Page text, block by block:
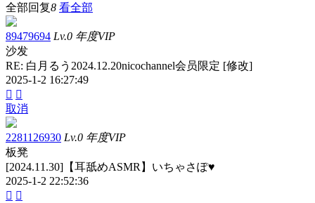
全部回复8 看全部
89479694 Lv.0 年度VIP
沙发
RE: 白月るう2024.12.20nicochannel会员限定 [修改]
2025-1-2 16:27:49
 
取消
2281126930 Lv.0 年度VIP
板凳
[2024.11.30]【耳舐めASMR】いちゃさぽ♥
2025-1-2 22:52:36
 